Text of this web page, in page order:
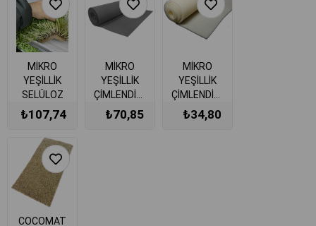
MİKRO
YEŞİLLİK
SELÜLOZ
KUMAŞ en :
72cm
₺107,74
MİKRO
YEŞİLLİK
ÇİMLENDİRME
SÜNGERİ
SİYAH
₺70,85
MİKRO
YEŞİLLİK
ÇİMLENDİRME
SÜNGERİ
BEYAZ
₺34,80
COCOMAT